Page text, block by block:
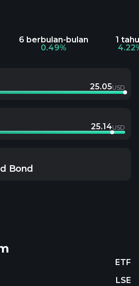
6 berbulan-bulan
0.49%
1
25.05USD
25.14USD
Bond
ETF
LSE